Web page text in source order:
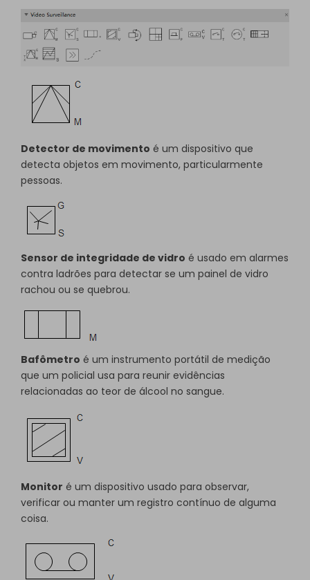
Detector de movimento é um dispositivo que
detecta objetos em movimento, particularmente
pessoas.
Sensor de integridade de vidro é usado em alarmes
contra ladrões para detectar se um painel de vidro
rachou ou se quebrou.
Bafômetro é um instrumento portátil de medição
que um policial usa para reunir evidências
relacionadas ao teor de álcool no sangue.
Monitor é um dispositivo usado para observar,
verificar ou manter um registro contínuo de alguma
coisa.